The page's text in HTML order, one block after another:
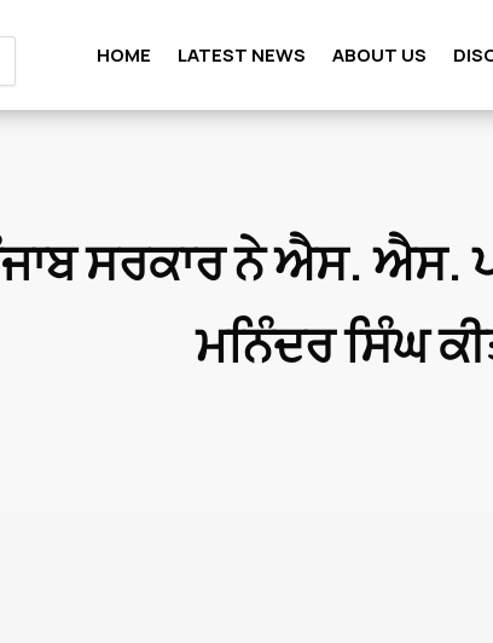
HOME LATEST NEWS ABOUT US
ਸਰਕਾਰ ਨੇ ਐਸ. ਐਸ.
ਮਨਿੰਦਰ ਸਿੰਘ